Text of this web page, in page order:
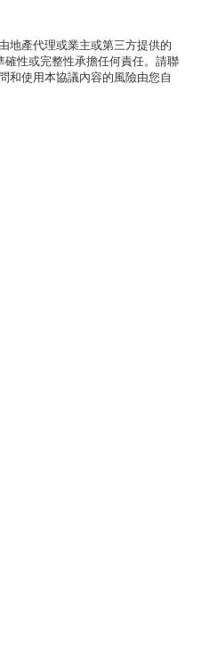
地產代理或業主或第三方提供的
性或完整性承擔任何責任。請聯
和使用本協議內容的風險由您自